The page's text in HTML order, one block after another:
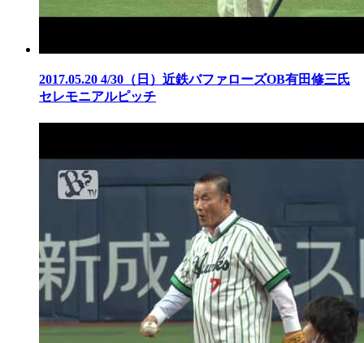
2017.05.20 4/30（日）近鉄バファローズOB有田修三氏
セレモニアルピッチ